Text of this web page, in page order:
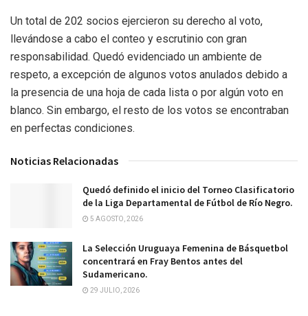
Un total de 202 socios ejercieron su derecho al voto,
llevándose a cabo el conteo y escrutinio con gran
responsabilidad. Quedó evidenciado un ambiente de
respeto, a excepción de algunos votos anulados debido a
la presencia de una hoja de cada lista o por algún voto en
blanco. Sin embargo, el resto de los votos se encontraban
en perfectas condiciones.
Noticias Relacionadas
Quedó definido el inicio del Torneo Clasificatorio
de la Liga Departamental de Fútbol de Río Negro.
5 AGOSTO, 2026
La Selección Uruguaya Femenina de Básquetbol
concentrará en Fray Bentos antes del
Sudamericano.
29 JULIO, 2026